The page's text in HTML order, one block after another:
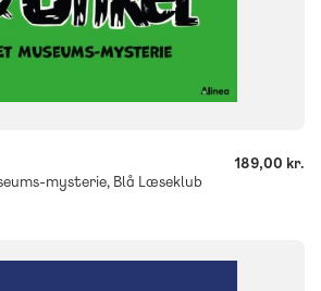
mysterie, Blå Læseklub
189,00 kr.